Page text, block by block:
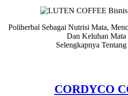
Poliherbal Sebagai Nutrisi Mata,
Dan Keluhan Mata
Selengkapnya Tentang
CORDYCO